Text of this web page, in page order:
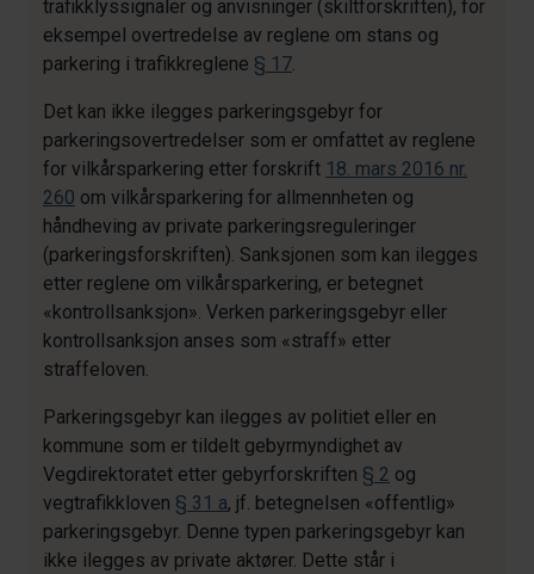
trafikklyssignaler og anvisninger (skiltforskriften), for
eksempel overtredelse av reglene om stans og
parkering i trafikkreglene § 17.
Det kan ikke ilegges parkeringsgebyr for
parkeringsovertredelser som er omfattet av reglene
for vilkårsparkering etter forskrift 18. mars 2016 nr.
260 om vilkårsparkering for allmennheten og
håndheving av private parkeringsreguleringer
(parkeringsforskriften). Sanksjonen som kan ilegges
etter reglene om vilkårsparkering, er betegnet
«kontrollsanksjon». Verken parkeringsgebyr eller
kontrollsanksjon anses som «straff» etter
straffeloven.
Parkeringsgebyr kan ilegges av politiet eller en
kommune som er tildelt gebyrmyndighet av
Vegdirektoratet etter gebyrforskriften § 2 og
vegtrafikkloven § 31 a, jf. betegnelsen «offentlig»
parkeringsgebyr. Denne typen parkeringsgebyr kan
ikke ilegges av private aktører. Dette står i